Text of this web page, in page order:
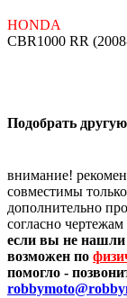
HONDA
CBR1000 RR
Подобрать
внимание!
совместимы
дополнительно
согласно
если вы не нашли
возможен по
помогло -